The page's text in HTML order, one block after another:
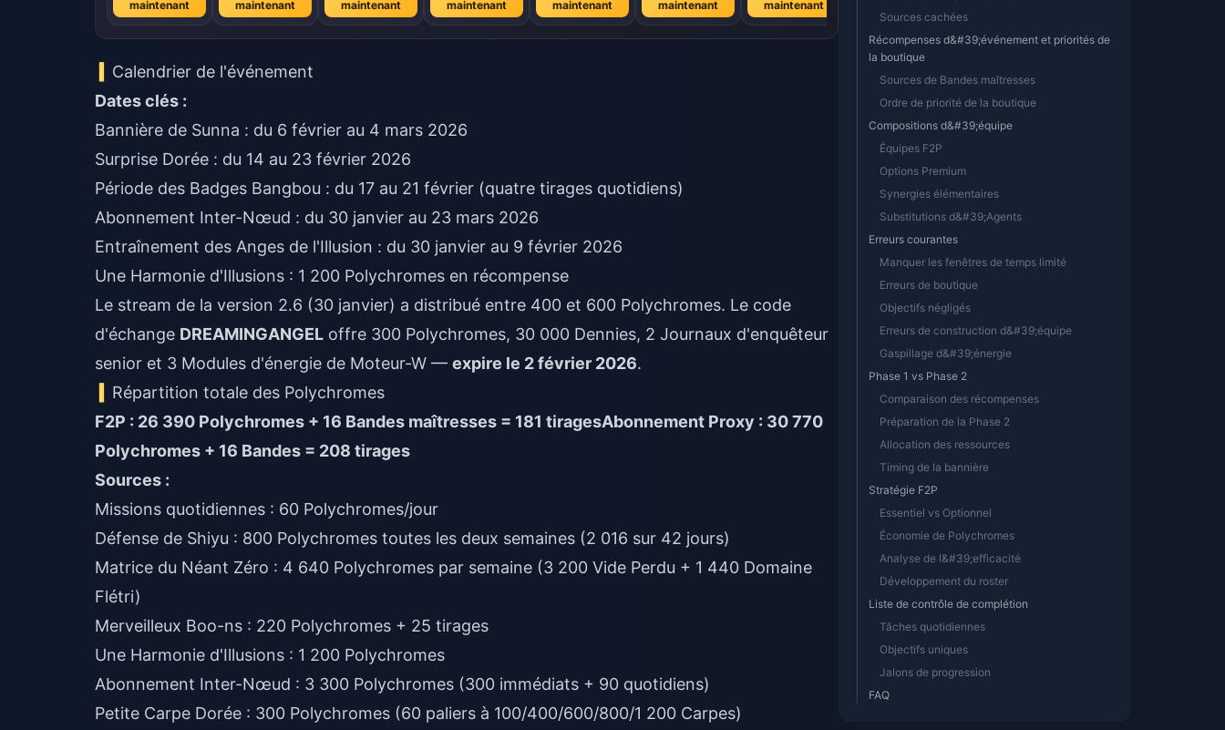
maintenant
maintenant
maintenant
maintenant
maintenant
maintenant
maintenant
Calendrier de l'événement
Dates clés :
Bannière de Sunna : du 6 février au 4 mars 2026
Surprise Dorée : du 14 au 23 février 2026
Période des Badges Bangbou : du 17 au 21 février (quatre tirages quotidiens)
Abonnement Inter-Nœud : du 30 janvier au 23 mars 2026
Entraînement des Anges de l'Illusion : du 30 janvier au 9 février 2026
Une Harmonie d'Illusions : 1 200 Polychromes en récompense
Le stream de la version 2.6 (30 janvier) a distribué entre 400 et 600 Polychromes. Le code
d'échange DREAMINGANGEL offre 300 Polychromes, 30 000 Dennies, 2 Journaux d'enquêteur
senior et 3 Modules d'énergie de Moteur-W — expire le 2 février 2026.
Répartition totale des Polychromes
F2P : 26 390 Polychromes + 16 Bandes maîtresses = 181 tiragesAbonnement Proxy : 30 770
Polychromes + 16 Bandes = 208 tirages
Sources :
Missions quotidiennes : 60 Polychromes/jour
Défense de Shiyu : 800 Polychromes toutes les deux semaines (2 016 sur 42 jours)
Matrice du Néant Zéro : 4 640 Polychromes par semaine (3 200 Vide Perdu + 1 440 Domaine
Flétri)
Merveilleux Boo-ns : 220 Polychromes + 25 tirages
Une Harmonie d'Illusions : 1 200 Polychromes
Abonnement Inter-Nœud : 3 300 Polychromes (300 immédiats + 90 quotidiens)
Petite Carpe Dorée : 300 Polychromes (60 paliers à 100/400/600/800/1 200 Carpes)
Sources cachées
Récompenses d&#39;événement et priorités de
la boutique
Sources de Bandes maîtresses
Ordre de priorité de la boutique
Compositions d&#39;équipe
Équipes F2P
Options Premium
Synergies élémentaires
Substitutions d&#39;Agents
Erreurs courantes
Manquer les fenêtres de temps limité
Erreurs de boutique
Objectifs négligés
Erreurs de construction d&#39;équipe
Gaspillage d&#39;énergie
Phase 1 vs Phase 2
Comparaison des récompenses
Préparation de la Phase 2
Allocation des ressources
Timing de la bannière
Stratégie F2P
Essentiel vs Optionnel
Économie de Polychromes
Analyse de l&#39;efficacité
Développement du roster
Liste de contrôle de complétion
Tâches quotidiennes
Objectifs uniques
Jalons de progression
FAQ